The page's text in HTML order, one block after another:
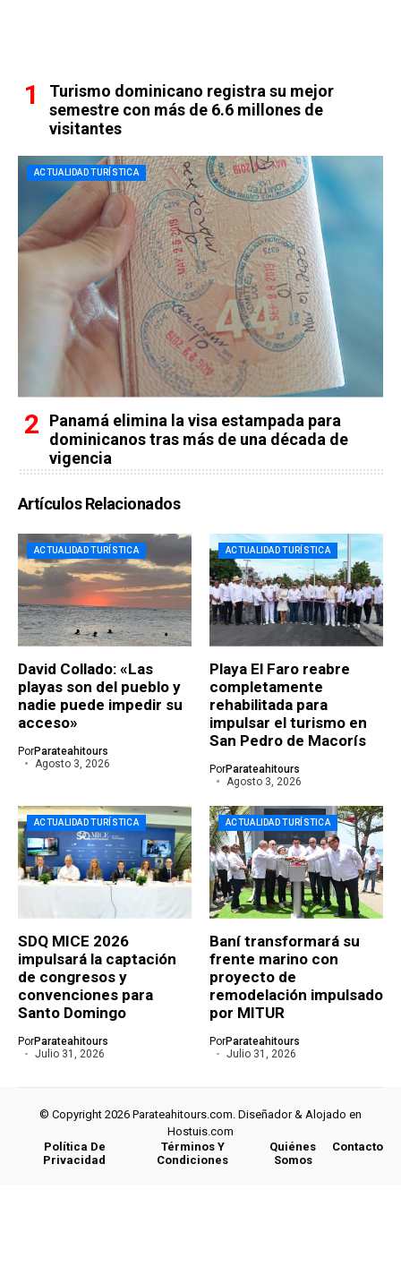
Turismo dominicano registra su mejor
semestre con más de 6.6 millones de
visitantes
ACTUALIDAD TURÍSTICA
Panamá elimina la visa estampada para
dominicanos tras más de una década de
vigencia
Artículos Relacionados
ACTUALIDAD TURÍSTICA
David Collado: «Las
playas son del pueblo y
nadie puede impedir su
acceso»
PorParateahitours
Agosto 3, 2026
ACTUALIDAD TURÍSTICA
Playa El Faro reabre
completamente
rehabilitada para
impulsar el turismo en
San Pedro de Macorís
PorParateahitours
Agosto 3, 2026
ACTUALIDAD TURÍSTICA
SDQ MICE 2026
impulsará la captación
de congresos y
convenciones para
Santo Domingo
PorParateahitours
Julio 31, 2026
ACTUALIDAD TURÍSTICA
Baní transformará su
frente marino con
proyecto de
remodelación impulsado
por MITUR
PorParateahitours
Julio 31, 2026
© Copyright 2026 Parateahitours.com. Diseñador & Alojado en
Hostuis.com
Política De
Privacidad
Términos Y
Condiciones
Quiénes
Somos
Contacto